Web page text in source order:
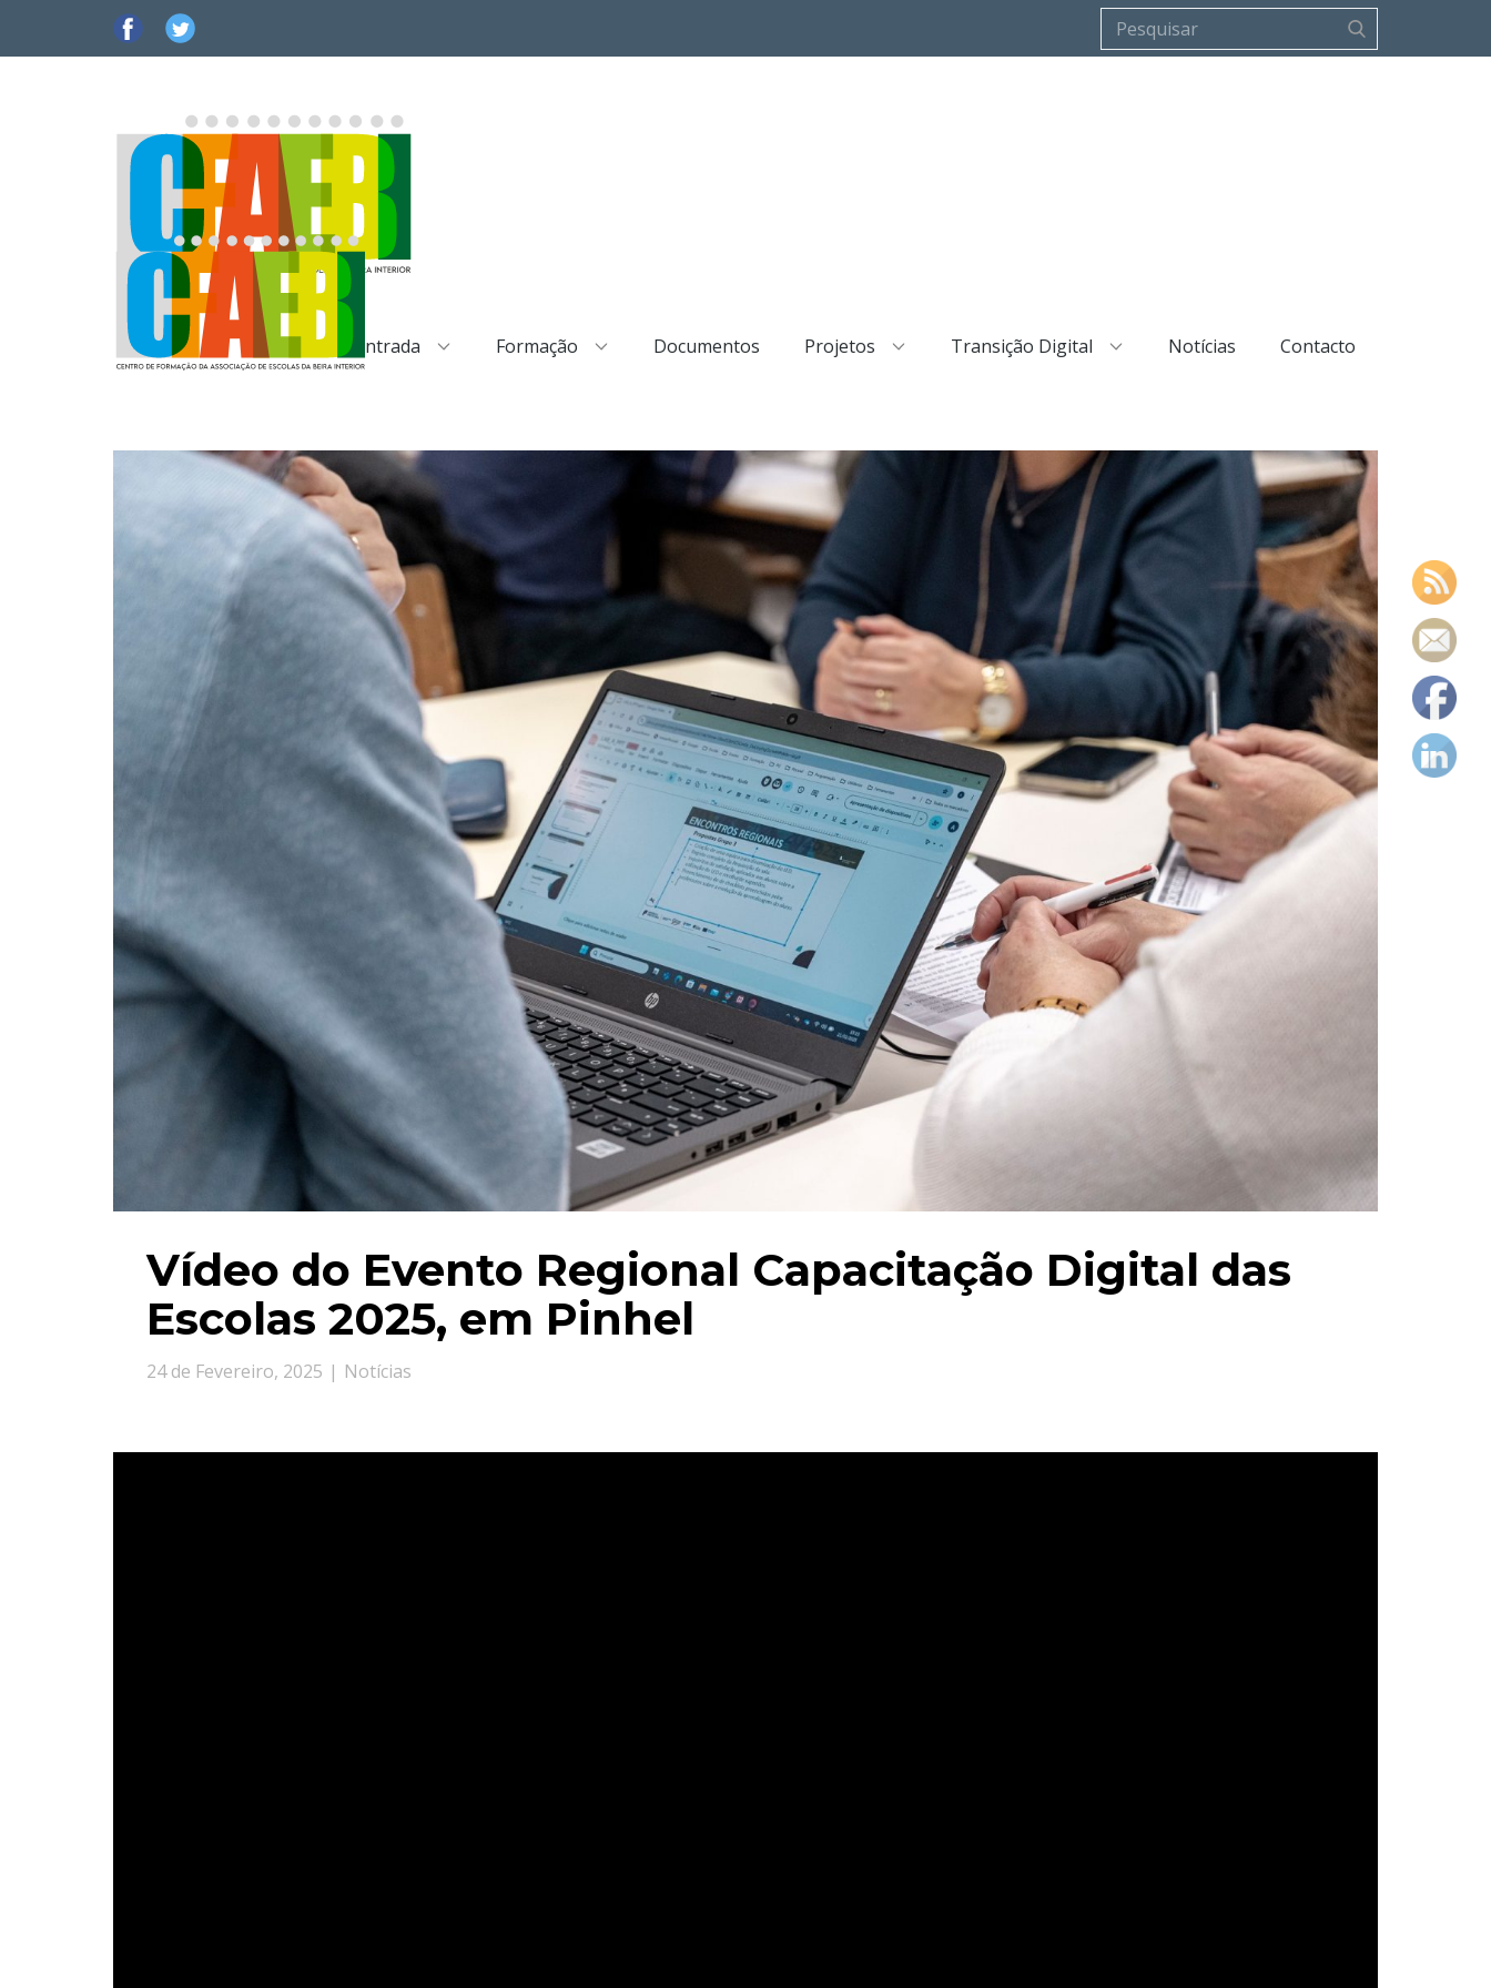
Entrada Formação Documentos Projetos Transição Digital Notícias Contacto
Vídeo do Evento Regional Capacitação Digital das
Escolas 2025, em Pinhel
24 de Fevereiro, 2025 Notícias